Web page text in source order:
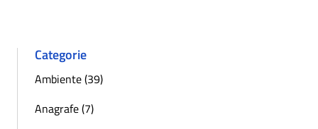
Categorie
Ambiente (39)
Anagrafe (7)